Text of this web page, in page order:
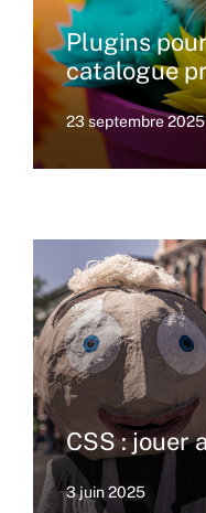
Plugins
catalogue
23 septembre 2025
CSS : jouer
3 juin 2025